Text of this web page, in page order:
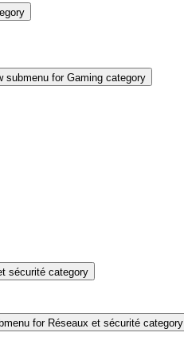
submenu for Gaming category
sécurité category
for Réseaux et sécurité category